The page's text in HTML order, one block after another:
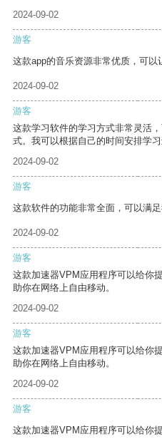
2024-09-02
游客
这款app的音乐资源非常优质，可以
2024-09-02
游客
这款学习软件的学习方式非常灵活
式。我可以根据自己的时间安排学习
2024-09-02
游客
这款软件的功能非常全面，可以满足
2024-09-02
游客
这款加速器VPM应用程序可以给你
助你在网络上自由移动。
2024-09-02
游客
这款加速器VPM应用程序可以给你
助你在网络上自由移动。
2024-09-02
游客
这款加速器VPM应用程序可以给你